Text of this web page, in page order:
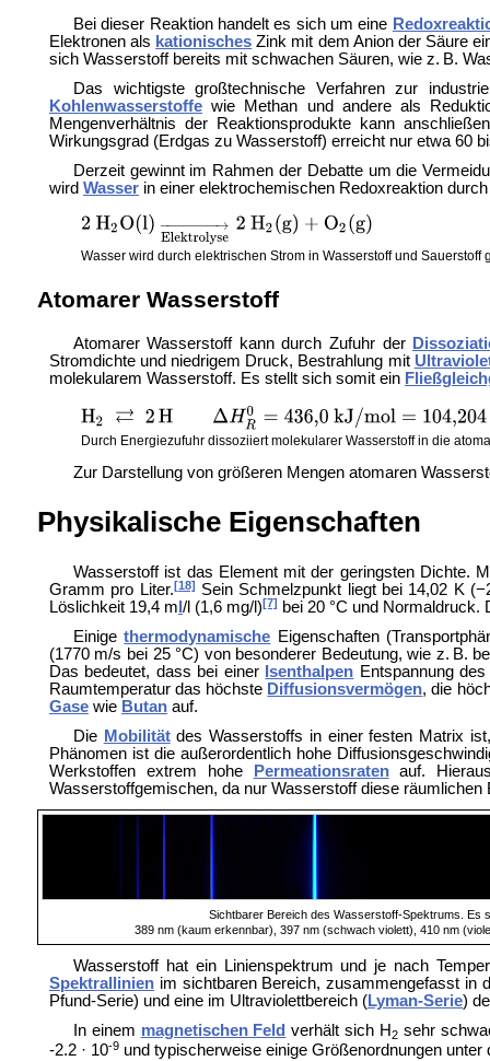
Bei dieser Reaktion handelt es sich um eine
Elektronen als kationisches Zink mit dem Anion der Säure
sich Wasserstoff bereits mit schwachen Säuren, wie z. B.
Das wichtigste großtechnische Verfahren zur
Kohlenwasserstoffewie Methan und andere als
Mengenverhältnis der Reaktionsprodukte kann
Wirkungsgrad (Erdgas zu Wasserstoff) erreicht nur etwa 60
Derzeit gewinnt im Rahmen der Debatte um die
wird Wasserin einer elektrochemischen Redoxreaktion
Wasser wird durch elektrischen Strom in Wasserstoff und Sauerstoff
Atomarer Wasserstoff
Atomarer Wasserstoff kann durch Zufuhr der
Stromdichte und niedrigem Druck, Bestrahlung mit
molekularem Wasserstoff. Es stellt sich somit ein
Durch Energiezufuhr dissoziiert molekularer Wasserstoff in die
Zur Darstellung von größeren Mengen atomaren
Physikalische Eigenschaften
Wasserstoff ist das Element mit der geringsten Dichte.
Gramm pro Liter.[18] Sein Schmelzpunkt liegt bei 14,02 K
Löslichkeit 19,4 m /l (1,6 mg/l)[7] bei 20 °C und
Einigethermodynamische Eigenschaften
(1770 m/s bei 25 °C) von besonderer Bedeutung, wie z. B.
Das bedeutet, dass bei einer Isenthalpen Entspannung
Raumtemperatur das höchste Diffusionsvermögen, die
Gasewie Butanauf.
Die Mobilitätdes Wasserstoffs in einer festen Matrix
Phänomen ist die außerordentlich hohe
Werkstoffen extrem hohe
Permeationsratenauf. Hieraus
Wasserstoffgemischen, da nur Wasserstoff diese
Sichtbarer Bereich des Wasserstoff-Spektrums. Es
389 nm (kaum erkennbar), 397 nm (schwach violett), 410 nm
Wasserstoff hat ein Linienspektrum und je nach
Spektrallinienim sichtbaren Bereich, zusammengefasst in
Pfund-Serie) und eine im Ultraviolettbereich (Lyman-Serie)
In einem magnetischen Feld verhält sich H2sehr
-2.2 · 10-9und typischerweise einige Größenordnungen